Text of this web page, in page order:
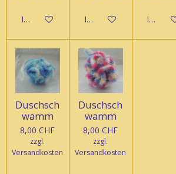
In den WarenkorbIn den WarenkorbIn den
Duschsch
wamm
8,00 CHF
zzgl.
Versandkosten
Duschsch
wamm
8,00 CHF
zzgl.
Versandkosten